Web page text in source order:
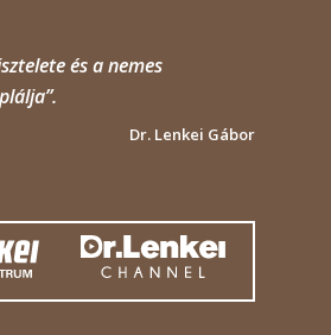
és a nemes
Dr. Lenkei Gábor